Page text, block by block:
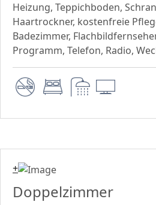
Heizung, Teppichboden,
Haartrockner, kostenfreie
Badezimmer,
Programm, Telefon, Radio,
+
Doppelzimmer